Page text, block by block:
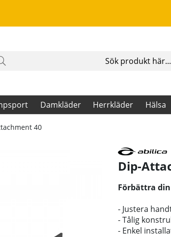
Damkläder Herrkläder Hälsa
40
Dip-
Förbättra
- Justera
- Tålig
- Enkel